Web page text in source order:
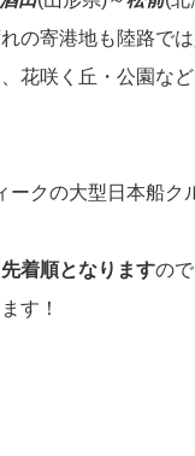
の寄港地も陸路で
花咲く丘・公園な
クの大型日本船ク
着順となりますの
す！